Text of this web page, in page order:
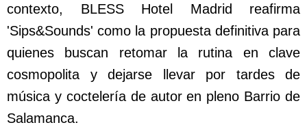
contexto, BLESS Hotel Madrid reafirma
'Sips&Sounds' como la propuesta definitiva para
quienes buscan retomar la rutina en clave
cosmopolita y dejarse llevar por tardes de
música y coctelería de autor en pleno Barrio de
Salamanca.